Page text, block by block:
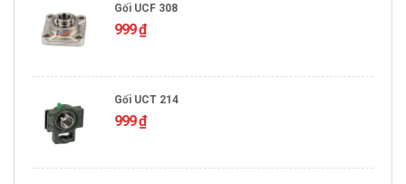
Gối UCF 308
999₫
Gối UCT 214
999₫